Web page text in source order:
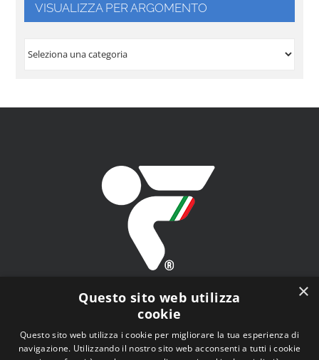
VISUALIZZA PER ARGOMENTO
FITAV - Federazione Italiana Tiro a Volo - Viale Tiziano
×
Questo sito web utilizza
cookie
Questo sito web utilizza i cookie per migliorare la tua esperienza di
navigazione. Utilizzando il nostro sito web acconsenti a tutti i cookie